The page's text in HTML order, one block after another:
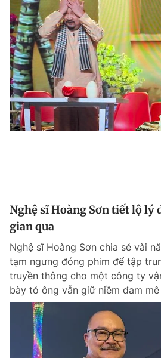
Nghệ sĩ Hoàng Sơn tiết lộ lý
gian qua
Nghệ sĩ Hoàng Sơn chia sẻ vài
tạm ngưng đóng phim để tập
truyền thông cho một công ty
bày tỏ ông vẫn giữ niềm đam